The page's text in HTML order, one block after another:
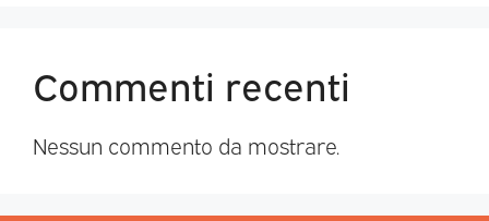
Commenti recenti
Nessun commento da mostrare.